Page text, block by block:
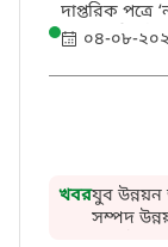
দাপ্তরিক
সংক্রান্ত০৪-০৮-
খবরযুব উন্নয়ন
সম্পদ